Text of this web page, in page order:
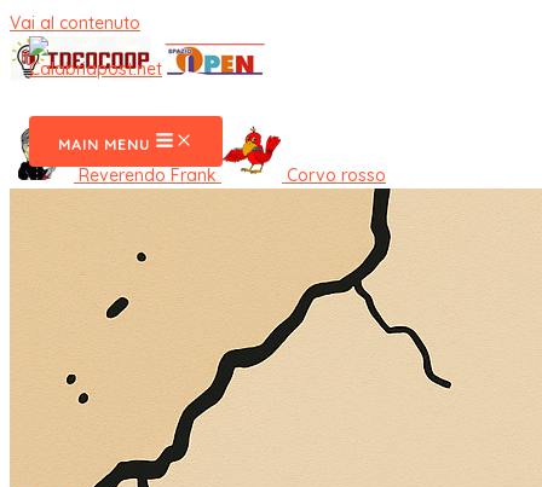
Vai al contenuto
MAIN MENU
Reverendo Frank Corvo rosso